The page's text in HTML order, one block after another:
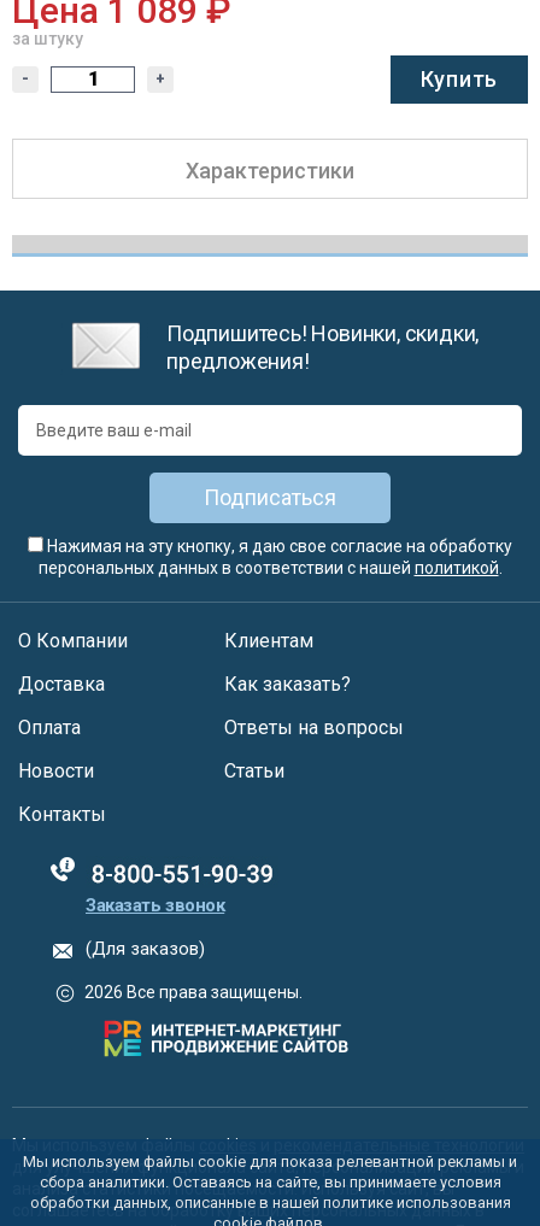
Цена 1 089 ₽
за штуку
- + Купить
Характеристики
Подпишитесь! Новинки, скидки,
предложения!
Подписаться
Нажимая на эту кнопку, я даю свое согласие на обработку
персональных данных в соответствии с нашей политикой
О Компании
Доставка
Оплата
Новости
Клиентам
Как заказать?
Ответы на вопросы
Статьи
Контакты
88005555550
Заказать звонок
(Для заказов)
2026 Все права защищены.
Мы используем файлы cookies
для улучшения функционала сайта, персонализации рекламы и
анализа статистики посещаемости. Используя сайт, вы
соглашаетесь на обработку ваших персональных данных в
Мы используем файлы cookie для показа релевантной рекламы и
сбора аналитики. Оставаясь на сайте, вы принимаете условия
обработки данных, описанные в нашей политике использования